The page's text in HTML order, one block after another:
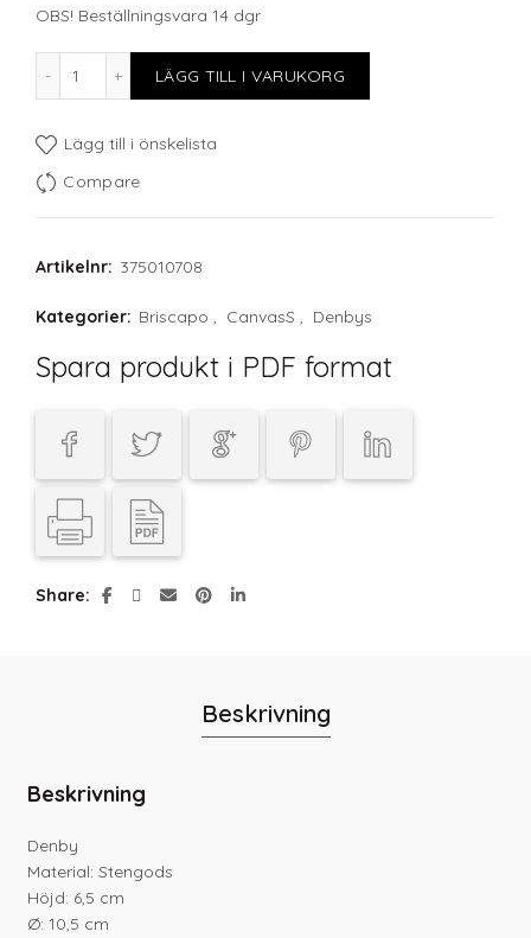
OBS! Beställningsvara 14 dgr
NATURAL CANVAS skål 30cl mängd
LÄGG TILL I VARUKORG
Lägg till i önskelista
Compare
Artikelnr: 375010708
Kategorier: Briscapo , CanvasS , Denbys
Spara produkt i PDF format
Share
Beskrivning
Beskrivning
Denby
Material: Stengods
Höjd: 6,5 cm
Ø: 10,5 cm